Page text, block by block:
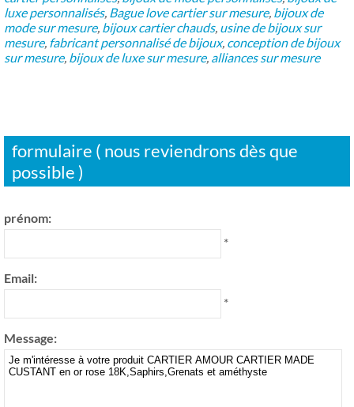
luxe personnalisés, Bague love cartier sur mesure, bijoux de
mode sur mesure, bijoux cartier chauds, usine de bijoux sur
mesure, fabricant personnalisé de bijoux, conception de bijoux
sur mesure, bijoux de luxe sur mesure, alliances sur mesure
formulaire ( nous reviendrons dès que
possible )
prénom:
*
Email:
*
Message: